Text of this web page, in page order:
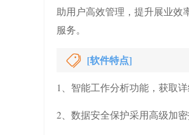
助用户高效管理，提升展业效
服务。
[软件特点]
1、智能工作分析功能，获取
2、数据安全保护采用高级加